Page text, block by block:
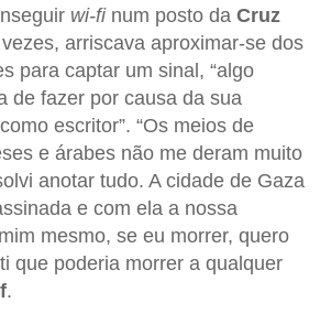
wi-finum posto da Cruz
arriscava aproximar-se dos
para captar um sinal, “algo
de fazer por causa da sua
escritor”. “Os meios de
e árabes não me deram muito
anotar tudo. A cidade de Gaza
e com ela a nossa
mesmo, se eu morrer, quero
que poderia morrer a qualquer
.